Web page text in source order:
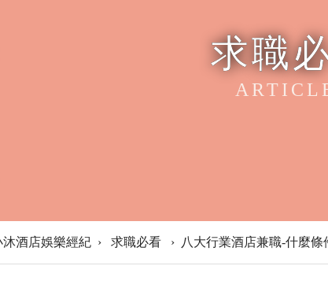
求職
沐酒店娛樂經紀 › 求職必看 › 八大行業酒店兼職-什麼